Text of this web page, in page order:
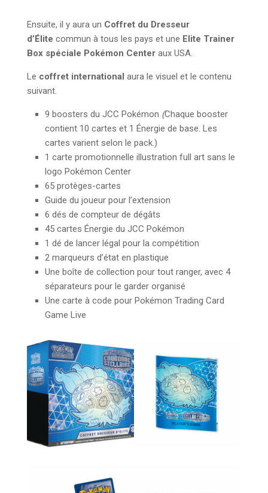
Ensuite, il y aura un Coffret du Dresseur
d’Élite commun à tous les pays et une Elite Trainer
Box spéciale Pokémon Center aux USA.
Le coffret international aura le visuel et le contenu
suivant.
9 boosters du JCC Pokémon (Chaque booster
contient 10 cartes et 1 Énergie de base. Les
cartes varient selon le pack.)
1 carte promotionnelle illustration full art sans le
logo Pokémon Center
65 protèges-cartes
Guide du joueur pour l’extension
6 dés de compteur de dégâts
45 cartes Énergie du JCC Pokémon
1 dé de lancer légal pour la compétition
2 marqueurs d’état en plastique
Une boîte de collection pour tout ranger, avec 4
séparateurs pour le garder organisé
Une carte à code pour Pokémon Trading Card
Game Live